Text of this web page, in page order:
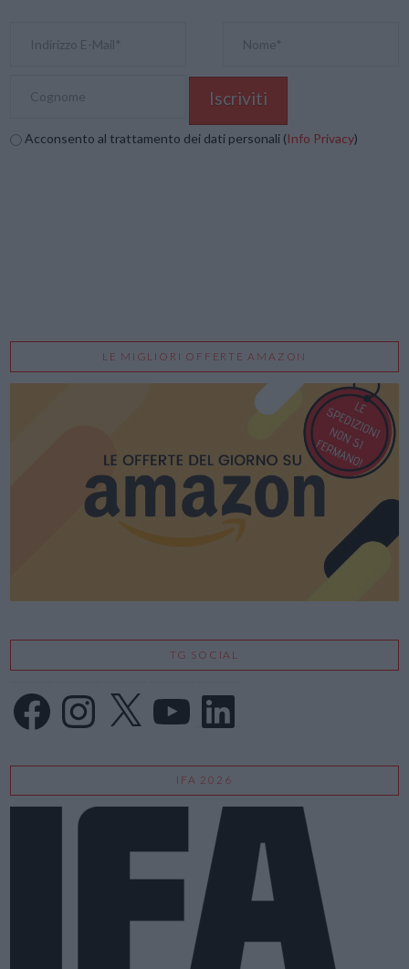
Acconsento al trattamento dei dati personali (Info Privacy)
LE MIGLIORI OFFERTE AMAZON
TG SOCIAL
FacebookInstagram
X LinkedIn
IFA 2026